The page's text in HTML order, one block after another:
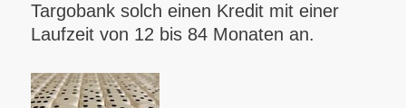
Targobank solch einen Kredit mit einer
Laufzeit von 12 bis 84 Monaten an.